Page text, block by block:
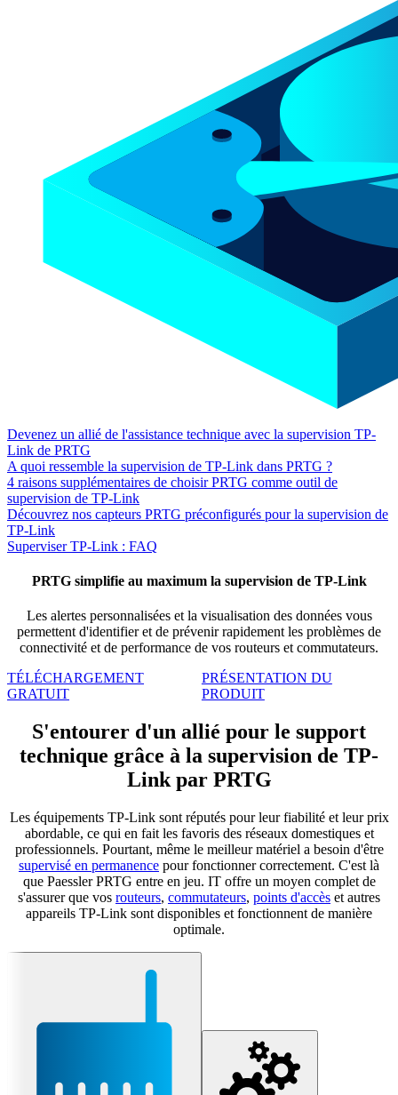
Devenez un allié de l'assistance technique avec la supervision TP-
Link de PRTG
A quoi ressemble la supervision de TP-Link dans PRTG ?
4 raisons supplémentaires de choisir PRTG comme outil de
supervision de TP-Link
Découvrez nos capteurs PRTG préconfigurés pour la supervision de
TP-Link
Superviser TP-Link : FAQ
PRTG simplifie au maximum la supervision de TP-Link
Les alertes personnalisées et la visualisation des données vous
permettent d'identifier et de prévenir rapidement les problèmes de
connectivité et de performance de vos routeurs et commutateurs.
TÉLÉCHARGEMENT
GRATUIT
PRÉSENTATION DU
PRODUIT
S'entourer d'un allié pour le support
technique grâce à la supervision de TP-
Link par PRTG
Les équipements TP-Link sont réputés pour leur fiabilité et leur prix
abordable, ce qui en fait les favoris des réseaux domestiques et
professionnels. Pourtant, même le meilleur matériel a besoin d'être
supervisé en permanence pour fonctionner correctement. C'est là
que Paessler PRTG entre en jeu. IT offre un moyen complet de
s'assurer que vos routeurs, commutateurs, points d'accès et autres
appareils TP-Link sont disponibles et fonctionnent de manière
optimale.